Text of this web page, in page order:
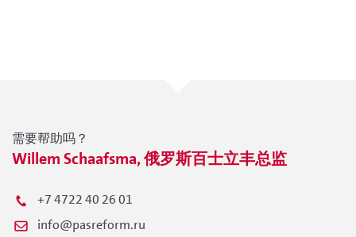
需要帮助吗？
Willem Schaafsma, 俄罗斯百士立丰总监
+7 4722 40 26 01
info@pasreform.ru